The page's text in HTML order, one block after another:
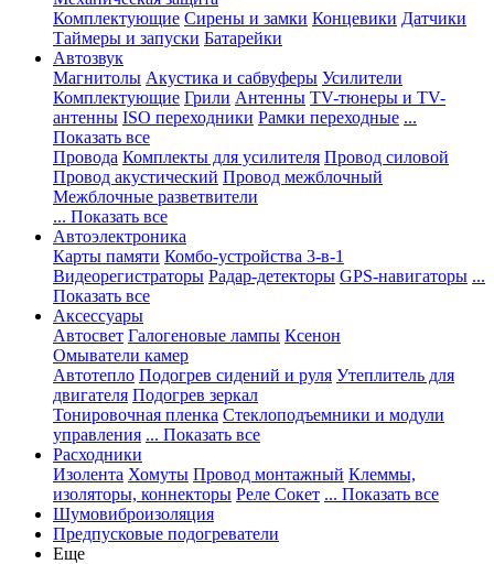
Комплектующие Сирены и замки Концевики Датчики
Таймеры и запуски Батарейки
Автозвук
Магнитолы Акустика и сабвуферы Усилители
Комплектующие Грили Антенны TV-тюнеры и TV-
антенны ISO переходники Рамки переходные ...
Показать все
Провода Комплекты для усилителя Провод силовой
Провод акустический Провод межблочный
Межблочные разветвители
... Показать все
Автоэлектроника
Карты памяти Комбо-устройства 3-в-1
Видеорегистраторы Радар-детекторы GPS-навигаторы ...
Показать все
Аксессуары
Автосвет Галогеновые лампы Ксенон
Омыватели камер
Автотепло Подогрев сидений и руля Утеплитель для
двигателя Подогрев зеркал
Тонировочная пленка Стеклоподъемники и модули
управления ... Показать все
Расходники
Изолента Хомуты Провод монтажный Клеммы,
изоляторы, коннекторы Реле Сокет ... Показать все
Шумовиброизоляция
Предпусковые подогреватели
Еще